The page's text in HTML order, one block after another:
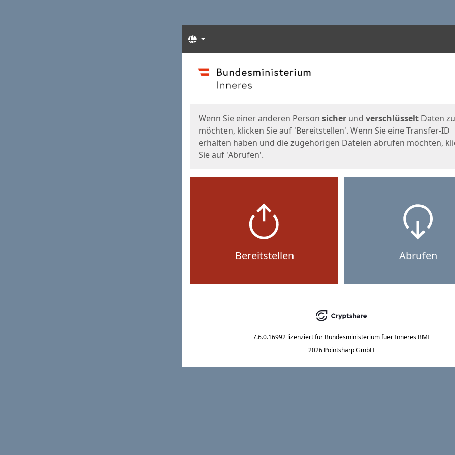
Sprachen
Start
Wenn Sie einer anderen Person sicher und verschlüsselt Daten
möchten, klicken Sie auf 'Bereitstellen'. Wenn Sie eine Transfer-ID
erhalten haben und die zugehörigen Dateien abrufen möchten,
Sie auf 'Abrufen'.
Bereitstellen Abrufen
7.6.0.16992 lizenziert für Bundesministerium fuer Inneres BMI
2026 Pointsharp GmbH